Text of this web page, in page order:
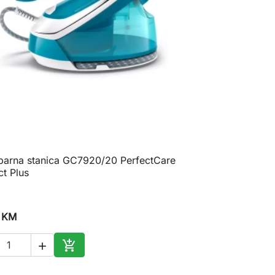
 Brzi pregled
stanica GC7920/20 PerfectCare
Plus
 
Dodaj u korpu